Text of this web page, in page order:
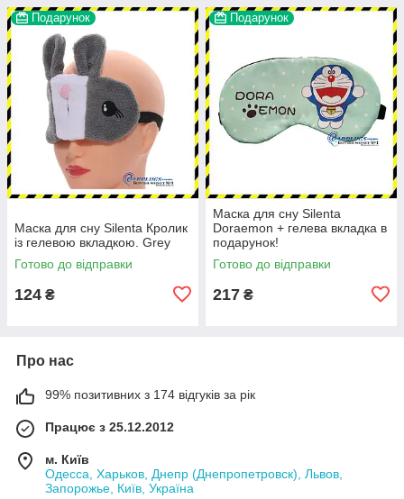
Подарунок
Маска для сну Silenta Кролик
із гелевою вкладкою. Grey
Готово до відправки
124 ₴
Подарунок
Маска для сну Silenta
Doraemon + гелева вкладка в
подарунок!
Готово до відправки
217 ₴
Про нас
99% позитивних з 174 відгуків за рік
Працює з 25.12.2012
м. Київ
Одесса, Харьков, Днепр (Днепропетровск), Львов,
Запорожье, Київ, Україна